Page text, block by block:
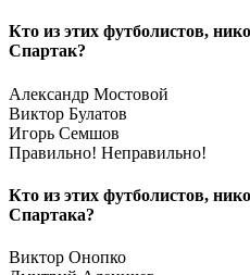
Кто из этих футболистов,
Спартак?
Александр Мостовой
Виктор Булатов
Игорь Семшов
Правильно! Неправильно!
Кто из этих футболистов,
Спартака?
Виктор Онопко